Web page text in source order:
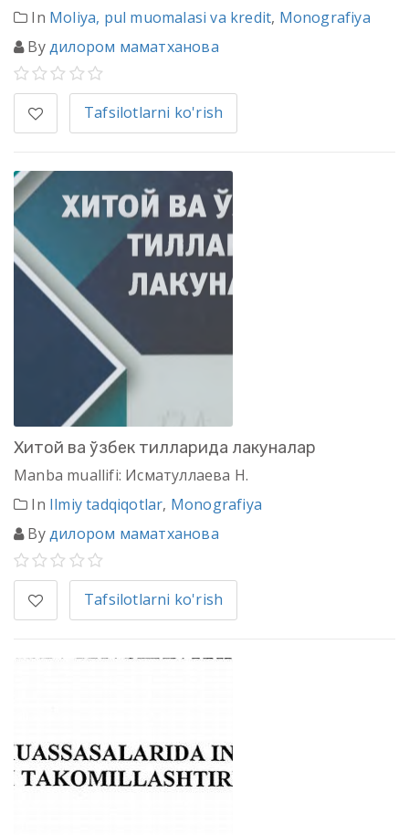
In Moliya, pul muomalasi va kredit, Monografiya
Byдилором маматханова
Tafsilotlarni ko'rish
Хитой ва ўзбек тилларида лакуналар
Manba muallifi: Исматуллаева Н.
In Ilmiy tadqiqotlar, Monografiya
Byдилором маматханова
Tafsilotlarni ko'rish